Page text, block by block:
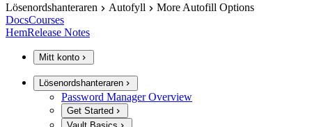
Lösenordshanteraren Autofyll
More Autofill Options
DocsCourses
HemRelease Notes
Mitt konto
Lösenordshanteraren
Password Manager Overview
Get Started